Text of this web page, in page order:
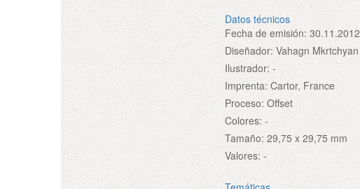
Datos técnicos
Fecha de emisión: 30.11.2012
Diseñador: Vahagn Mkrtchyan
Ilustrador: -
Imprenta: Cartor, France
Proceso: Offset
Colores: -
Tamaño: 29,75 x 29,75 mm
Valores: -